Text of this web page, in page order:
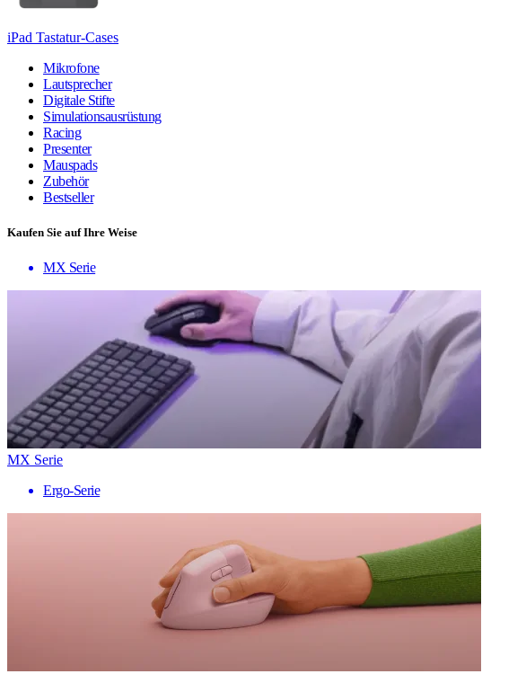
iPad Tastatur-Cases
Mikrofone
Lautsprecher
Digitale Stifte
Simulationsausrüstung
Racing
Presenter
Mauspads
Zubehör
Bestseller
Kaufen Sie auf Ihre Weise
MX Serie
MX Serie
Ergo-Serie